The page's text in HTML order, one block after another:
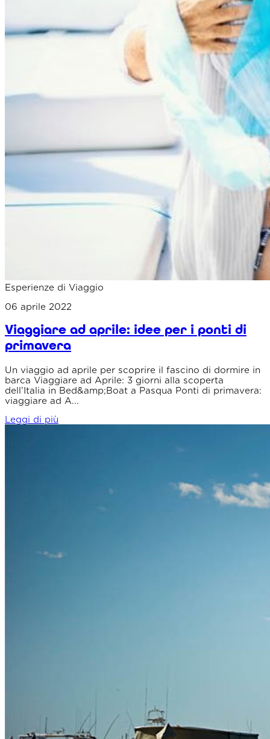
Esperienze di Viaggio
06 aprile 2022
Viaggiare ad aprile: idee per i ponti di
primavera
Un viaggio ad aprile per scoprire il fascino di dormire in
barca Viaggiare ad Aprile: 3 giorni alla scoperta
dell’Italia in Bed&amp;Boat a Pasqua Ponti di primavera:
viaggiare ad A...
Leggi di più